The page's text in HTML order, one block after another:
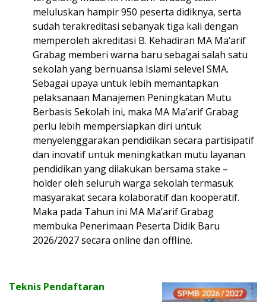
meluluskan hampir 950 peserta didiknya, serta
sudah terakreditasi sebanyak tiga kali dengan
memperoleh akreditasi B. Kehadiran MA Ma’arif
Grabag memberi warna baru sebagai salah satu
sekolah yang bernuansa Islami selevel SMA.
Sebagai upaya untuk lebih memantapkan
pelaksanaan Manajemen Peningkatan Mutu
Berbasis Sekolah ini, maka MA Ma’arif Grabag
perlu lebih mempersiapkan diri untuk
menyelenggarakan pendidikan secara partisipatif
dan inovatif untuk meningkatkan mutu layanan
pendidikan yang dilakukan bersama stake –
holder oleh seluruh warga sekolah termasuk
masyarakat secara kolaboratif dan kooperatif.
Maka pada Tahun ini MA Ma’arif Grabag
membuka Penerimaan Peserta Didik Baru
2026/2027 secara online dan offline.
Teknis Pendaftaran